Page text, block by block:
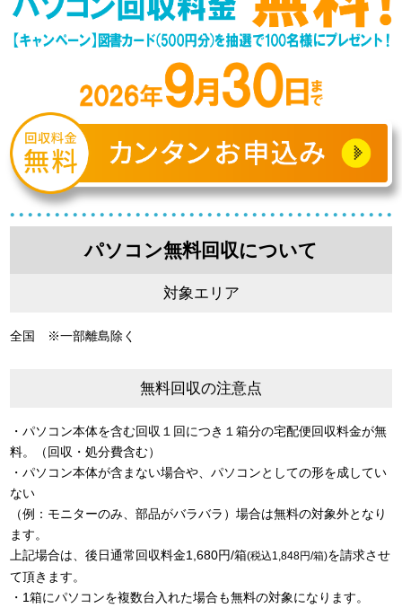
パソコン無料回収について
対象エリア
全国 ※一部離島除く
無料回収の注意点
・パソコン本体を含む回収１回につき１箱分の宅配便回収料金が無
料。（回収・処分費含む）
・パソコン本体が含まない場合や、パソコンとしての形を成してい
ない
（例：モニターのみ、部品がバラバラ）場合は無料の対象外となり
ます。
上記場合は、後日通常回収料金1,680円/箱(税込1,848円/箱)を請求させ
て頂きます。
・1箱にパソコンを複数台入れた場合も無料の対象になります。